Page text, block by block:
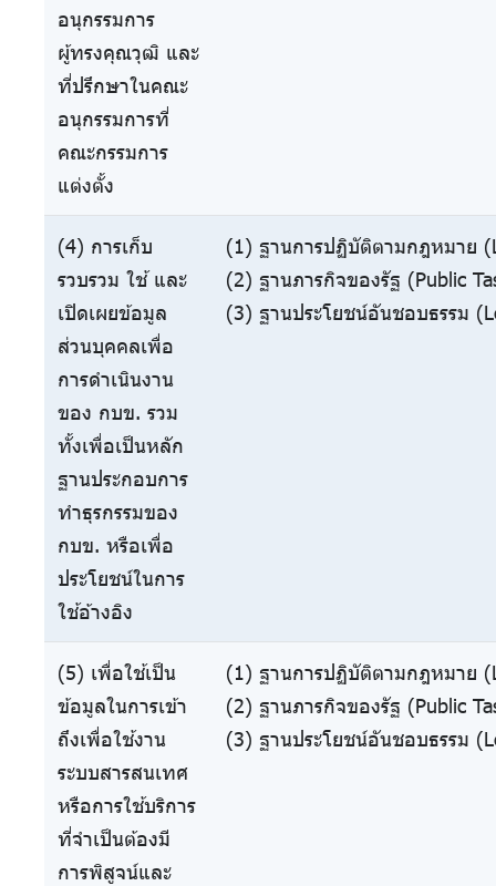
อนุกรรมการ
ผู้ทรงคุณวุฒิ และ
ที่ปรึกษาในคณะ
อนุกรรมการที่
คณะกรรมการ
แต่งตั้ง
(4) การเก็บ
รวบรวม ใช้ และ
เปิดเผยข้อมูล
ส่วนบุคคลเพื่อ
การดำเนินงาน
ของ กบข. รวม
ทั้งเพื่อเป็นหลัก
ฐานประกอบการ
ทำธุรกรรมของ
กบข. หรือเพื่อ
ประโยชน์ในการ
ใช้อ้างอิง
(1) ฐานการปฏิบัติตามกฎหมาย
(2) ฐานภารกิจของรัฐ (Public
(3) ฐานประโยชน์อันชอบธรรม
(5) เพื่อใช้เป็น
ข้อมูลในการเข้า
ถึงเพื่อใช้งาน
ระบบสารสนเทศ
หรือการใช้บริการ
ที่จำเป็นต้องมี
การพิสูจน์และ
(1) ฐานการปฏิบัติตามกฎหมาย
(2) ฐานภารกิจของรัฐ (Public
(3) ฐานประโยชน์อันชอบธรรม